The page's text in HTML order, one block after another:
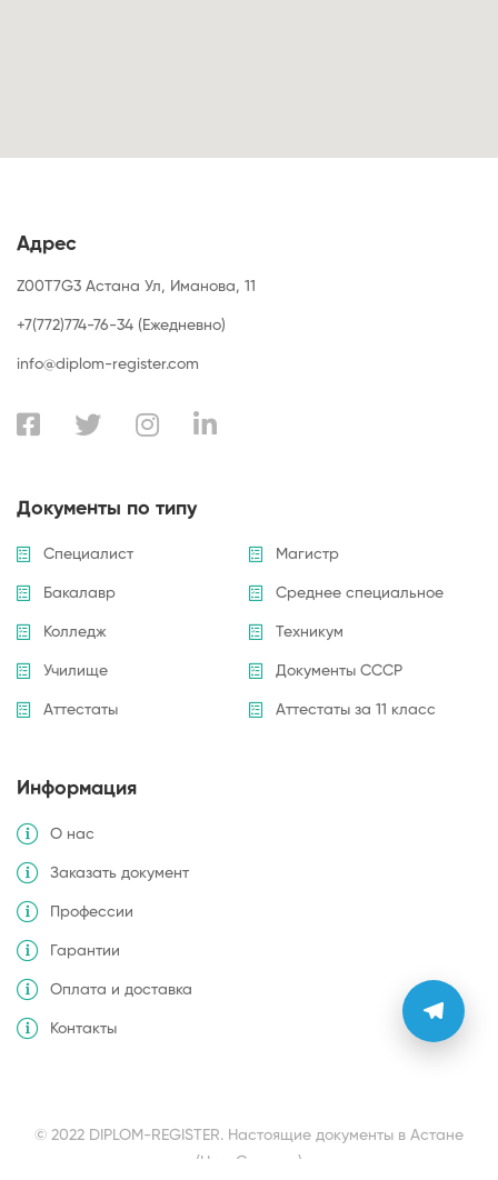
Адрес
Z00T7G3 Астана Ул, Иманова, 11
+7(772)774-76-34 (Ежедневно)
info@diplom-register.com
Документы по типу
Специалист Магистр
Бакалавр Среднее специальное
Колледж Техникум
Училище Документы СССР
Аттестаты Аттестаты за 11 класс
Информация
О нас
Заказать документ
Профессии
Гарантии
Оплата и доставка
Контакты
© 2022 DIPLOM-REGISTER. Настоящие документы в Астане
(Нур-Султане)